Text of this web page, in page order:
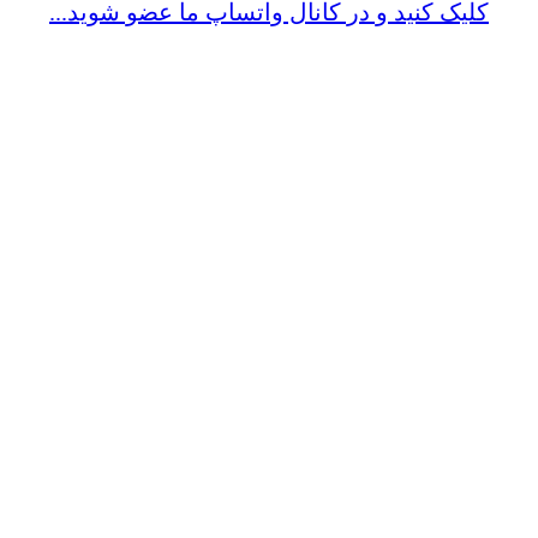
کلیک کنید و در کانال واتساپ ما عضو شوید...